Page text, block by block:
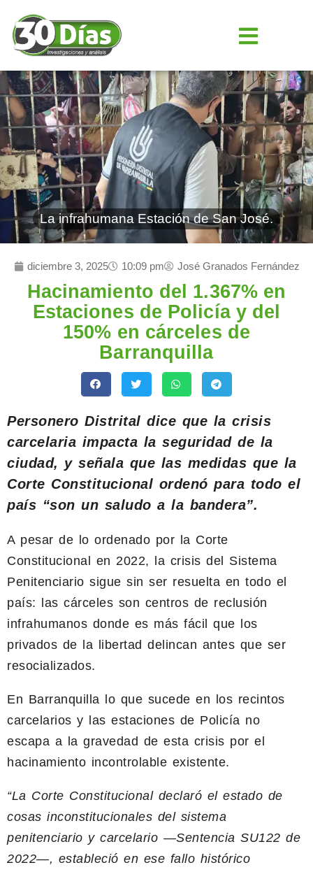
La infrahumana Estación de San José.
diciembre 3, 2025 10:09 pm José Granados Fernández
Hacinamiento del 1.367% en
Estaciones de Policía y del
150% en cárceles de
Barranquilla
Personero Distrital dice que la crisis
carcelaria impacta la seguridad de la
ciudad, y señala que las medidas que la
Corte Constitucional ordenó para todo el
país “son un saludo a la bandera”.
A pesar de lo ordenado por la Corte
Constitucional en 2022, la crisis del Sistema
Penitenciario sigue sin ser resuelta en todo el
país: las cárceles son centros de reclusión
infrahumanos donde es más fácil que los
privados de la libertad delincan antes que ser
resocializados.
En Barranquilla lo que sucede en los recintos
carcelarios y las estaciones de Policía no
escapa a la gravedad de esta crisis por el
hacinamiento incontrolable existente.
“La Corte Constitucional declaró el estado de
cosas inconstitucionales del sistema
penitenciario y carcelario —Sentencia SU122 de
2022—, estableció en ese fallo histórico